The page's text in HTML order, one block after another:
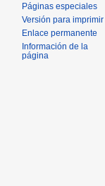
Páginas especiales
Versión para imprimir
Enlace permanente
Información de la
página